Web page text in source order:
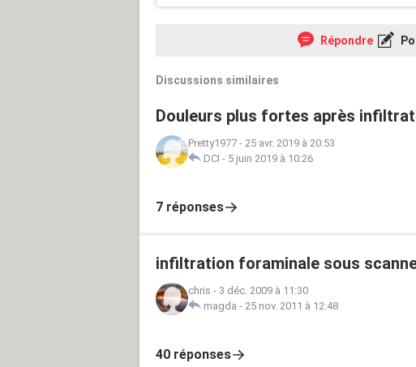
Répondre
Discussions similaires
Douleurs plus fortes après
Pretty1977 - 25 avr. 2019 à 20:53
DCI - 5 juin 2019 à 10:26
7 réponses
infiltration foraminale sous
chris - 3 déc. 2009 à 11:30
magda - 25 nov. 2011 à 12:48
40 réponses